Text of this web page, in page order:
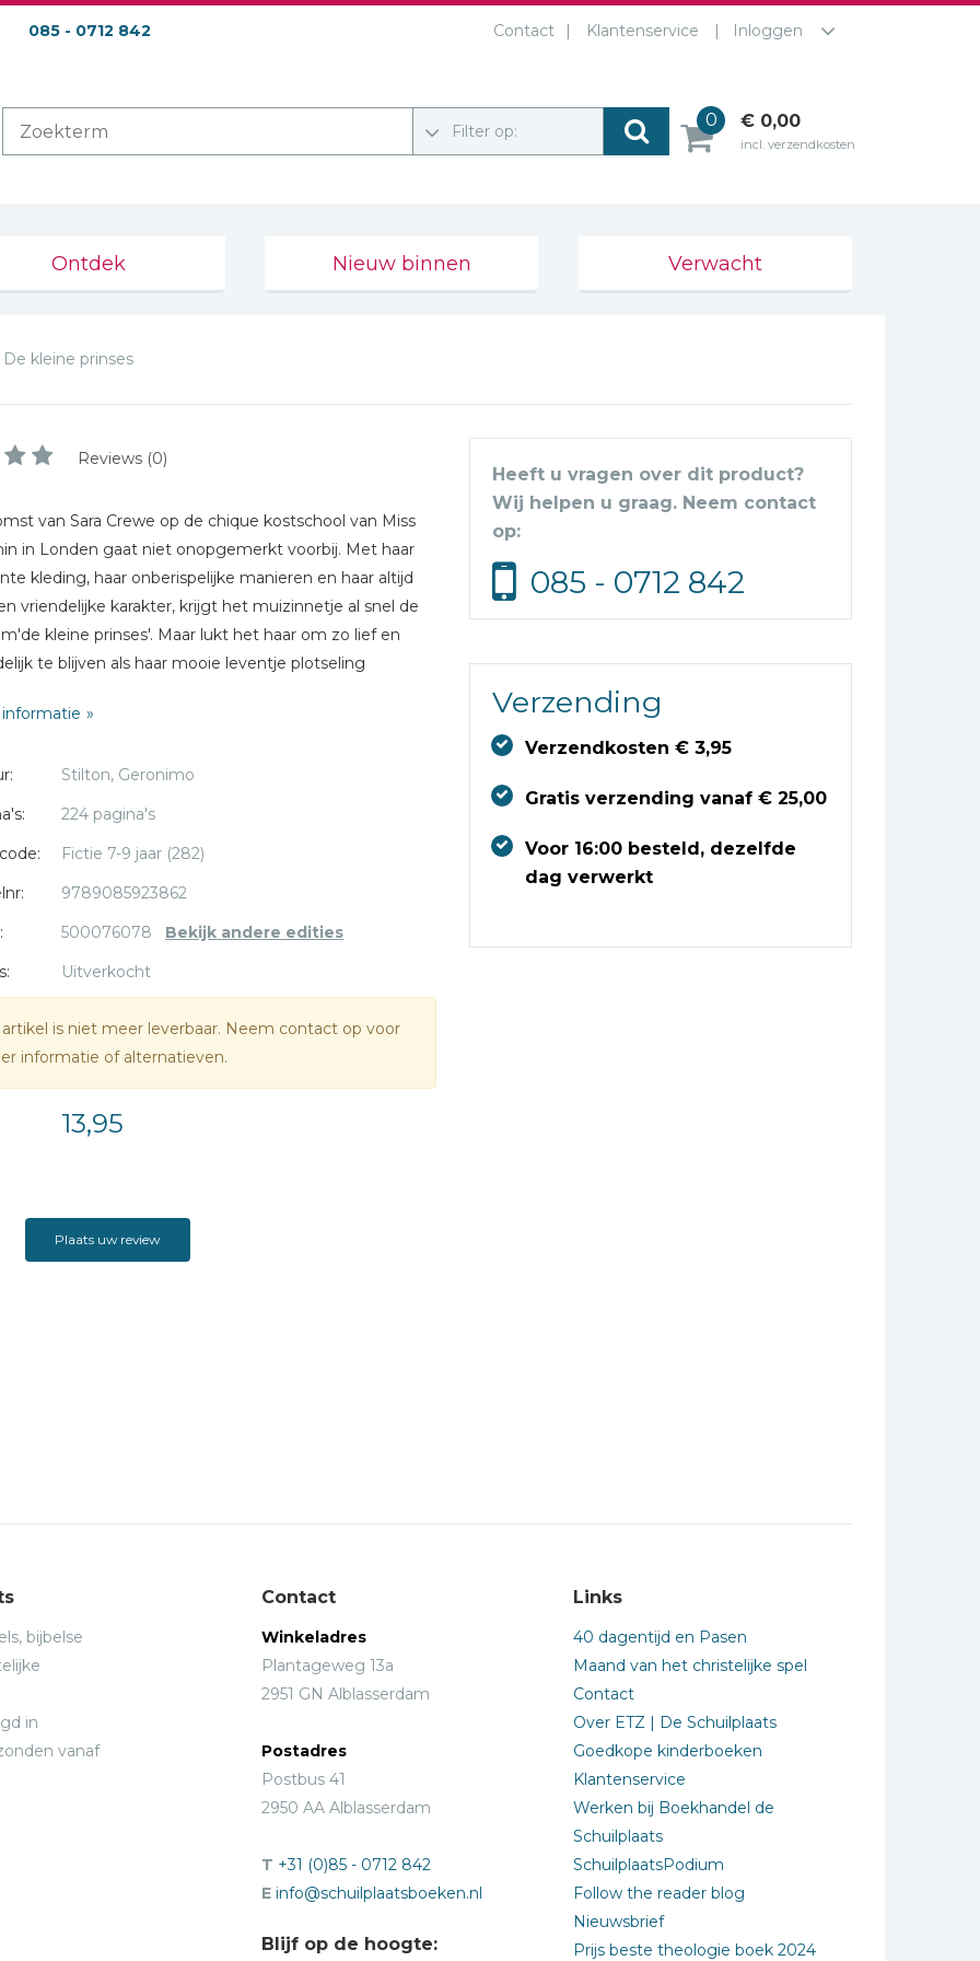
085 - 0712 842 Contact Klantenservice Inloggen
Filter op:
0 € 0,00
incl. verzendkosten
Ontdek Nieuw binnen Verwacht
De kleine prinses
Reviews (0)
van Sara Crewe op de chique kostschool van Miss
in Londen gaat niet onopgemerkt voorbij. Met haar
kleding, haar onberispelijke manieren en haar altijd
vriendelijke karakter, krijgt het muizinnetje al snel de
kleine prinses'. Maar lukt het haar om zo lief en
te blijven als haar mooie leventje plotseling
uit de literatuur in een vrije bewerking van
ansichtkaarten met glitter!
Stilton, Geronimo
224 pagina's
Fictie 7-9 jaar (282)
9789085923862
500076078 Bekijk andere edities
Uitverkocht
is niet meer leverbaar. Neem contact op voor
informatie of alternatieven.
13,95
Heeft u vragen over dit product?
Wij helpen u graag. Neem contact
op:
085 - 0712 842
Verzending
Verzendkosten € 3,95
Gratis verzending vanaf € 25,00
Voor 16:00 besteld, dezelfde
dag verwerkt
Plaats uw review
bijbelse
in
vanaf
Contact
Winkeladres
Plantageweg 13a
2951 GN Alblasserdam
Postadres
Postbus 41
2950 AA Alblasserdam
T +31 (0)85 - 0712 842
E info@schuilplaatsboeken.nl
Blijf op de hoogte:
Links
40 dagentijd en Pasen
Maand van het christelijke spel
Contact
Over ETZ | De Schuilplaats
Goedkope kinderboeken
Klantenservice
Werken bij Boekhandel de
Schuilplaats
SchuilplaatsPodium
Follow the reader blog
Nieuwsbrief
Prijs beste theologie boek 2024